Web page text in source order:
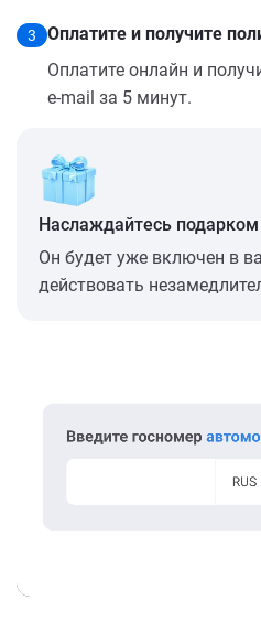
3
Оплатите и получите
Оплатите онлайн и
e-mail за 5 минут.
Наслаждайтесь
Он будет уже включен в
действовать